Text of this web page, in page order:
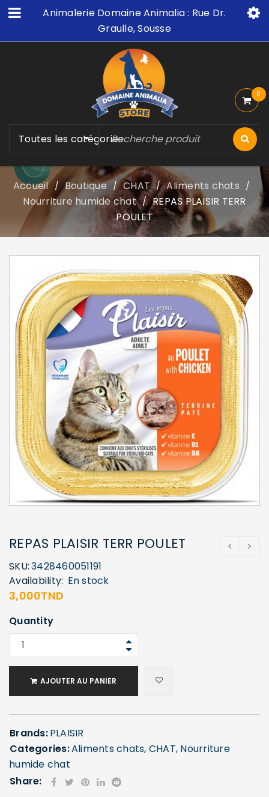
Animalerie Domaine Animalia : Rue Dr.
Graulle, Sousse
Toutes les catégories
0
Accueil / Boutique / CHAT / Aliments chats /
Nourriture humide chat / REPAS PLAISIR TERR
POULET
REPAS PLAISIR TERR POULET
SKU:3428460051191
Availability: En stock
3,000TND
Quantity
AJOUTER AU PANIER
Brands:PLAISIR
Categories:Aliments chats, CHAT, Nourriture
humide chat
Share: